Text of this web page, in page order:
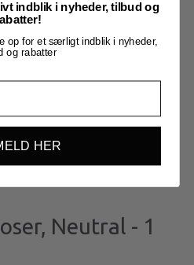
Neutral - 1
indblik i nyheder, tilbud og
op for et særligt indblik i nyheder,
og rabatter
HER